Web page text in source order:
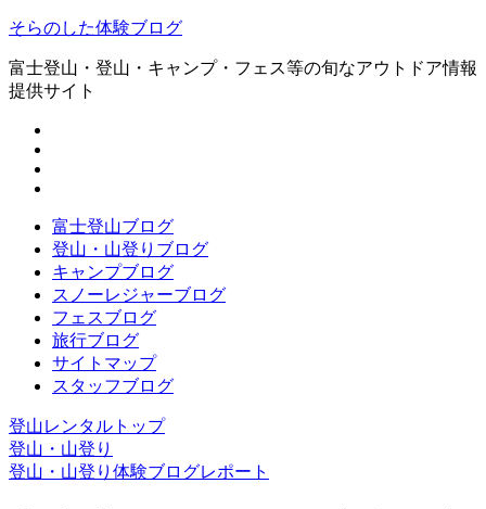
そらのした体験ブログ
富士登山・登山・キャンプ・フェス等の旬なアウトドア情報
提供サイト
富士登山ブログ
登山・山登りブログ
キャンプブログ
スノーレジャーブログ
フェスブログ
旅行ブログ
サイトマップ
スタッフブログ
登山レンタルトップ
登山・山登り
登山・山登り体験ブログレポート